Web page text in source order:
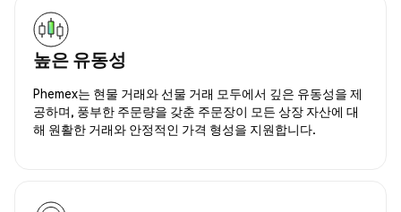
높은 유동성
Phemex는 현물 거래와 선물 거래 모두에서 깊은 유동성을 제
공하며, 풍부한 주문량을 갖춘 주문장이 모든 상장 자산에 대
해 원활한 거래와 안정적인 가격 형성을 지원합니다.